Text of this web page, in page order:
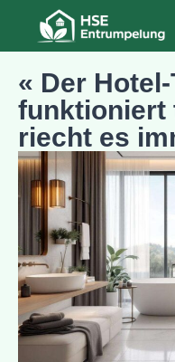
« Der
funktioniert
riecht es